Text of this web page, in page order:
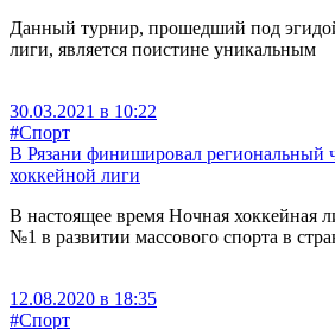
Данный турнир, прошедший под
лиги, является поистине уникальным
30.03.2021 в 10:22
#Спорт
В Рязани финишировал региональный
хоккейной лиги
В настоящее время Ночная хоккейная
№1 в развитии массового спорта в
12.08.2020 в 18:35
#Спорт